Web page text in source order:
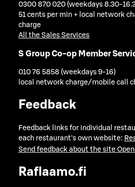
0300 870 020 (weekdays 8.30-
51 cents per min + local network
charge
All the Sales Services
S Group Co-op Member
010 76 5858 (weekdays 9-16)
local network charge/mobile call
Feedback
Feedback links for individual
each restaurant's own website:
Send feedback about the site
Raflaamo.fi